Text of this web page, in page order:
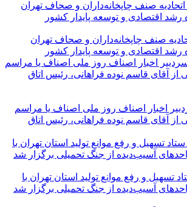
صنف چاپخانه‌داران و صحاف تهران
اقتصادی و توسعه پایدار کشور
اخبار اصناف روز ملی اصناف یا مراسم
آقای قاسم نوده فراهانی، رئیس اتاق
و رفع موانع تولید استان تهران با
آسیب‌دیده از جنگ تحمیلی برگزار شد